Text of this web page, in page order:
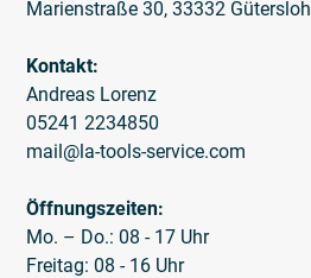
Marienstraße 30, 33332 Gütersloh
Kontakt:
Andreas Lorenz
05241 2234850
mail@la-tools-service.com
Öffnungszeiten:
Mo. – Do.: 08 - 17 Uhr
Freitag: 08 - 16 Uhr